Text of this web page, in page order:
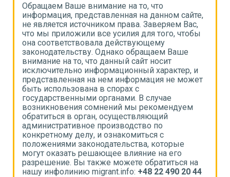
Обращаем Ваше внимание на то, что
информация, представленная на данном сайте,
не является источником права. Заверяем Вас,
что мы приложили все усилия для того, чтобы
она соответствовала действующему
законодательству. Однако обращаем Ваше
внимание на то, что данный сайт носит
исключительно информационный характер, и
представленная на нем информация не может
быть использована в спорах с
государственными органами. В случае
возникновения сомнений мы рекомендуем
обратиться в орган, осуществляющий
административное производство по
конкретному делу, и ознакомиться с
положениями законодательства, которые
могут оказать решающее влияние на его
разрешение. Вы также можете обратиться на
нашу инфолинию migrant.info: +48 22 490 20 44